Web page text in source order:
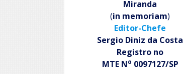
Miranda
(in memoriam)
Editor-Chefe
Sergio Diniz da Costa
Registro no
MTE No 0097127/SP